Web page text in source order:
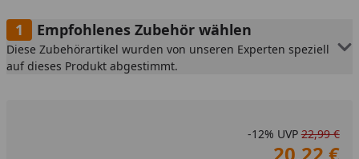
Empfohlenes Zubehör wählen
Diese Zubehörartikel wurden von unseren Experten speziell
auf dieses Produkt abgestimmt.
-12% UVP 22,99 €